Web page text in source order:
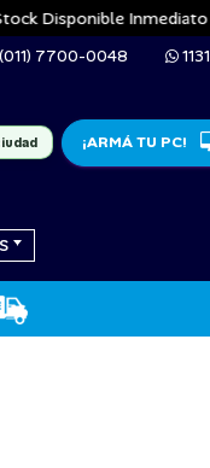
Disponible Inmediato 📦
(011) 7700-0048
¡ARMÁ TU PC!